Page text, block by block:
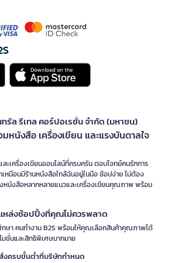
ทรัล รีเทล คอร์ปอเรชั่น จำกัด (มหาชน)
หนังสือ เครื่องเขียน และแรงบันดาลใจ
ะเครื่องเขียนออนไลน์ที่ครบครัน ตอบโจทย์คนรักการ
หมือนมีร้านหนังสือใกล้ฉันอยู่ในมือ ช้อปง่าย ไม่ต้อง
หนังสือหลากหลายแนวและเครื่องเขียนคุณภาพ พร้อม
หล่งช้อปปิ้งที่คุณไม่ควรพลาด
กษา คนทำงาน B2S พร้อมให้คุณเลือกสินค้าคุณภาพได้
ชั่นและสิทธิพิเศษมากมาย
งครบขั้นต่ำที่บริษัทกำหนด